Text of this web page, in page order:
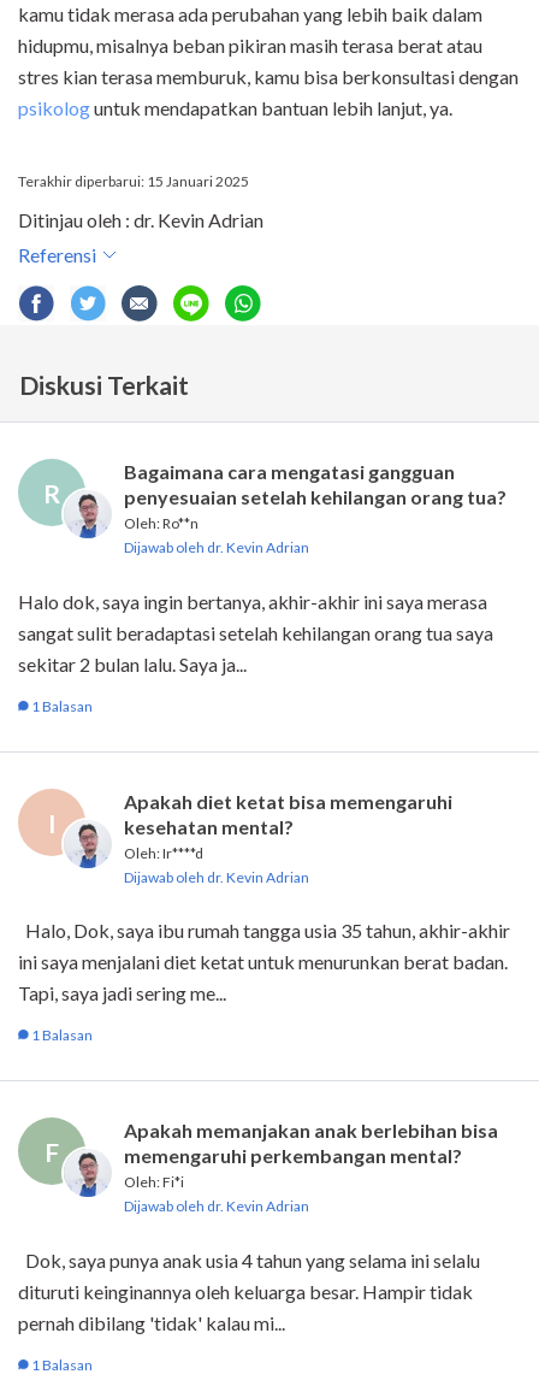
kamu tidak merasa ada perubahan yang lebih baik dalam
hidupmu, misalnya beban pikiran masih terasa berat atau
stres kian terasa memburuk, kamu bisa berkonsultasi dengan
psikologuntuk mendapatkan bantuan lebih lanjut, ya.
Terakhir diperbarui: 15 Januari 2025